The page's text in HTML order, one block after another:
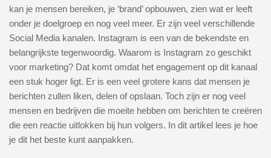
kan je mensen bereiken, je ‘brand’ opbouwen, zien wat er leeft
onder je doelgroep en nog veel meer. Er zijn veel verschillende
Social Media kanalen. Instagram is een van de bekendste en
belangrijkste tegenwoordig. Waarom is Instagram zo geschikt
voor marketing? Dat komt omdat het engagement op dit kanaal
een stuk hoger ligt. Er is een veel grotere kans dat mensen je
berichten zullen liken, delen of opslaan. Toch zijn er nog veel
mensen en bedrijven die moeite hebben om berichten te creëren
die een reactie uitlokken bij hun volgers. In dit artikel lees je hoe
je dit het beste kunt aanpakken.